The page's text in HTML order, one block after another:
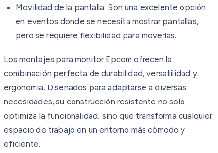
Movilidad de la pantalla: Son una excelente opción
en eventos donde se necesita mostrar pantallas,
pero se requiere flexibilidad para moverlas.
Los montajes para monitor Epcom ofrecen la
combinación perfecta de durabilidad, versatilidad y
ergonomía. Diseñados para adaptarse a diversas
necesidades, su construcción resistente no solo
optimiza la funcionalidad, sino que transforma cualquier
espacio de trabajo en un entorno más cómodo y
eficiente.